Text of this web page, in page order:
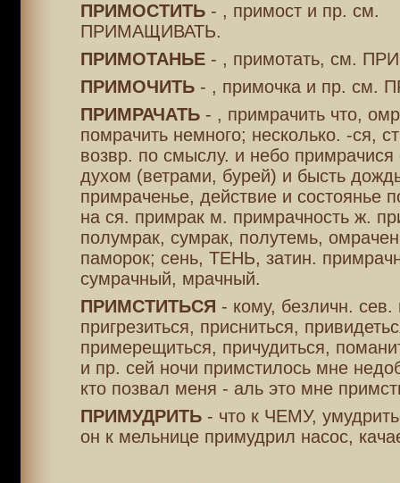
ПРИМОСТИТЬ- , примост и пр. см.
ПРИМАЩИВАТЬ.
ПРИМОТАНЬЕ- , примотать, см.
ПРИМОЧИТЬ- , примочка и пр. см.
ПРИМРАЧАТЬ- , примрачить что,
помрачить немного; несколько. -ся,
возвр. по смыслу. и небо примрачися
духом (ветрами, бурей) и бысть
примраченье, действие и состоянье
на ся. примрак м. примрачность ж.
полумрак, сумрак, полутемь,
паморок; сень, ТЕНЬ, затин.
сумрачный, мрачный.
ПРИМСТИТЬСЯ - кому, безличн. сев.
пригрезиться, присниться,
примерещиться, причудиться,
и пр. сей ночи примстилось мне
кто позвал меня - аль это мне
ПРИМУДРИТЬ- что к ЧЕМУ,
он к мельнице примудрил насос,